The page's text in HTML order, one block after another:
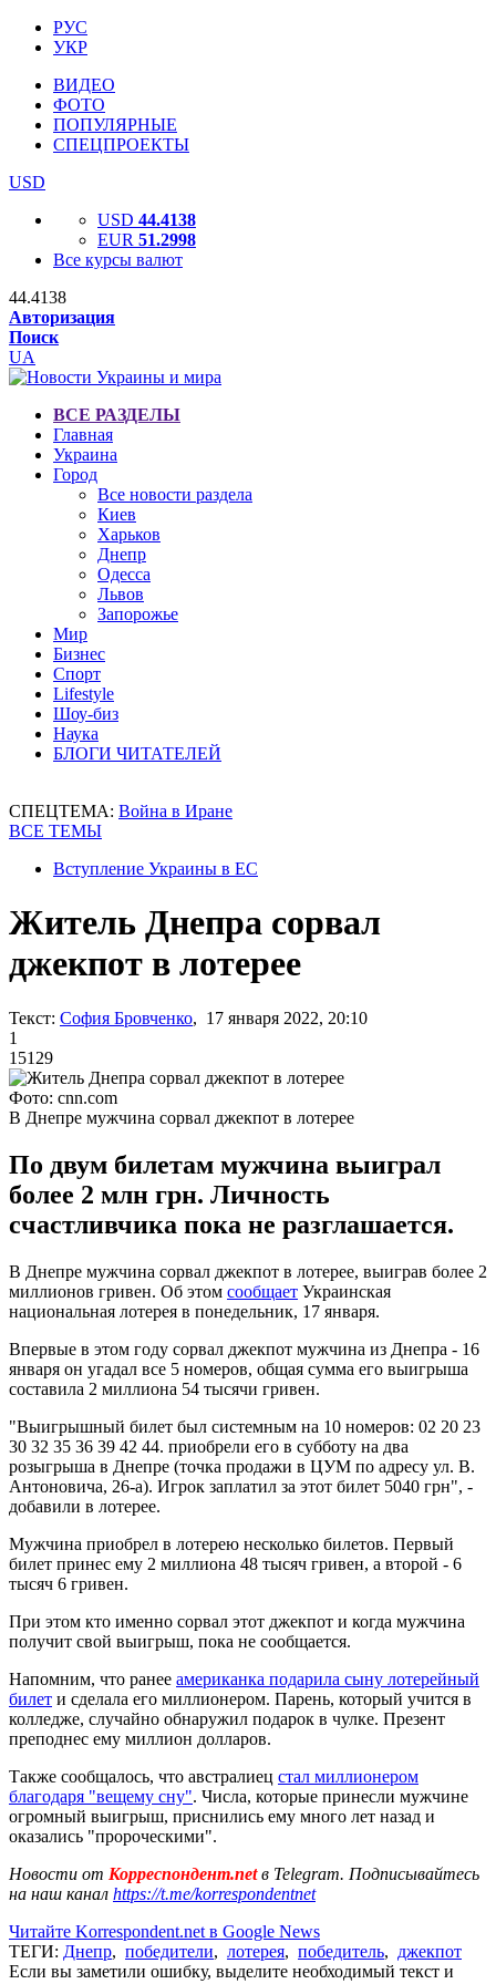
РУС
УКР
ВИДЕО
ФОТО
ПОПУЛЯРНЫЕ
СПЕЦПРОЕКТЫ
USD
USD 44.4138
EUR 51.2998
Все курсы валют
44.4138
Авторизация
Поиск
UA
ВСЕ РАЗДЕЛЫ
Главная
Украина
Город
Все новости раздела
Киев
Харьков
Днепр
Одесса
Львов
Запорожье
Мир
Бизнес
Спорт
Lifestyle
Шоу-биз
Наука
БЛОГИ ЧИТАТЕЛЕЙ
СПЕЦТЕМА: Война в Иране
ВСЕ ТЕМЫ
Вступление Украины в ЕС
Житель Днепра сорвал
джекпот в лотерее
Текст: София Бровченко, 17 января 2022, 20:10
1
15129
Фото: cnn.com
В Днепре мужчина сорвал джекпот в лотерее
По двум билетам мужчина выиграл
более 2 млн грн. Личность
счастливчика пока не разглашается.
В Днепре мужчина сорвал джекпот в лотерее, выиграв более 2
миллионов гривен. Об этом сообщает Украинская
национальная лотерея в понедельник, 17 января.
Впервые в этом году сорвал джекпот мужчина из Днепра - 16
января он угадал все 5 номеров, общая сумма его выигрыша
составила 2 миллиона 54 тысячи гривен.
"Выигрышный билет был системным на 10 номеров: 02 20 23
30 32 35 36 39 42 44. приобрели его в субботу на два
розыгрыша в Днепре (точка продажи в ЦУМ по адресу ул. В.
Антоновича, 26-а). Игрок заплатил за этот билет 5040 грн", -
добавили в лотерее.
Мужчина приобрел в лотерею несколько билетов. Первый
билет принес ему 2 миллиона 48 тысяч гривен, а второй - 6
тысяч 6 гривен.
При этом кто именно сорвал этот джекпот и когда мужчина
получит свой выигрыш, пока не сообщается.
Напомним, что ранее американка подарила сыну лотерейный
билет и сделала его миллионером. Парень, который учится в
колледже, случайно обнаружил подарок в чулке. Презент
преподнес ему миллион долларов.
Также сообщалось, что австралиец стал миллионером
благодаря "вещему сну". Числа, которые принесли мужчине
огромный выигрыш, приснились ему много лет назад и
оказались "пророческими".
Новости от Корреспондент.netв Telegram. Подписывайтесь
на наш канал https://t.me/korrespondentnet
Читайте Korrespondent.net в Google News
ТЕГИ: Днепр, победители, лотерея, победитель, джекпот
Если вы заметили ошибку, выделите необходимый текст и